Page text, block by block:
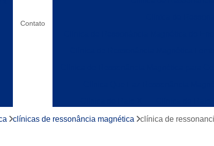
Contato
Laboratórios de Raio X
Clínica de
clínicas de ressonância magnética clínica de